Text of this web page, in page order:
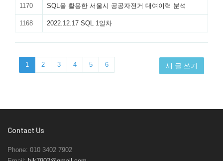
1170 SQL을 활용한 서울시 공공자전거 대여이력 분석
1168 2022.12.17 SQL 1일차
1 2 3 4 5 6 새 글 쓰기
Contact Us
Phone: 010 3402 7902